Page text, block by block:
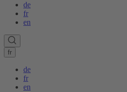
de
fr
en
fr
de
fr
en